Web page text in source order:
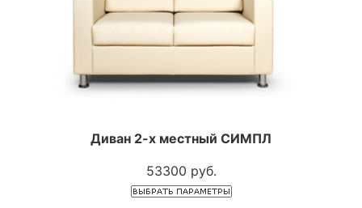
Диван 2-х местный СИМПЛ
53300 руб.